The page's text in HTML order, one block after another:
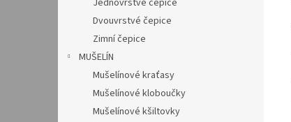
Jednovrstvé čepice
Dvouvrstvé čepice
Zimní čepice
MUŠELÍN
Mušelínové kraťasy
Mušelínové kloboučky
Mušelínové kšiltovky